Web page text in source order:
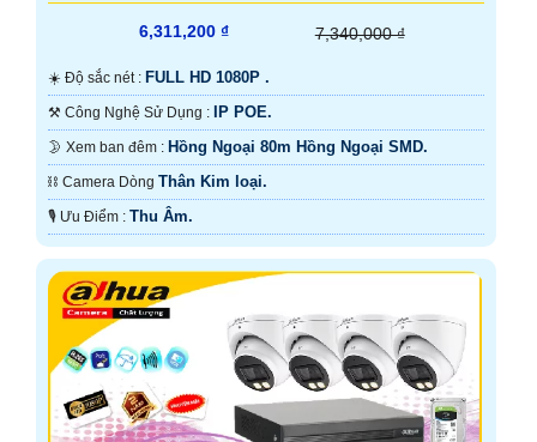
6,311,200 ₫ 7,340,000 ₫
☀️ Độ sắc nét : FULL HD 1080P .
⚒ Công Nghệ Sử Dụng : IP POE.
🌛 Xem ban đêm : Hồng Ngoại 80m Hồng Ngoại SMD.
⛓ Camera Dòng Thân Kim loại.
️🎙 Ưu Điểm : Thu Âm.